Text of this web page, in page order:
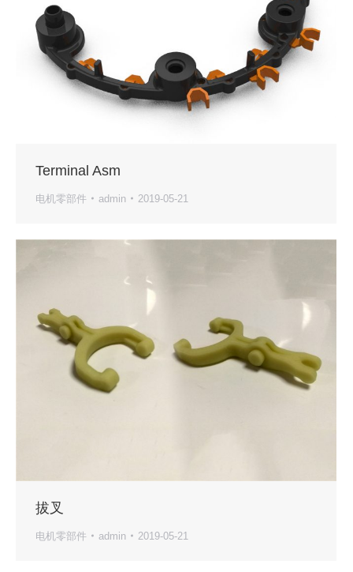
Terminal Asm
电机零部件 admin 2019-05-21
拔叉
电机零部件 admin 2019-05-21